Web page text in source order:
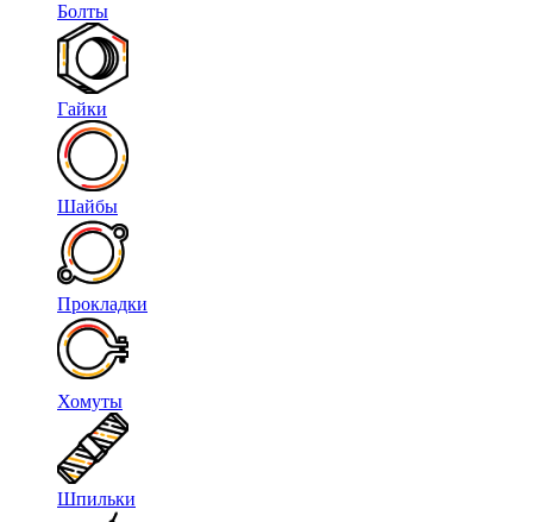
Болты
Гайки
Шайбы
Прокладки
Хомуты
Шпильки